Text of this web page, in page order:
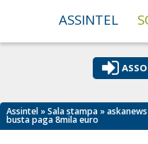
ASSINTEL
Assintel »Sala stampa »askanews
busta paga 8mila euro